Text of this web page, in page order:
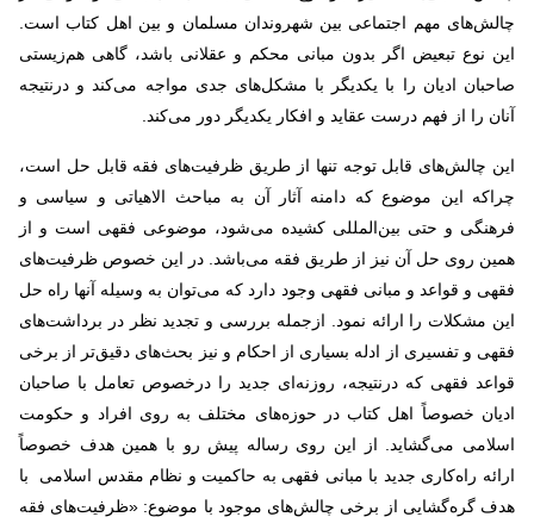
چالش‌های مهم اجتماعی بین شهروندان مسلمان و بین اهل کتاب است.
این نوع تبعیض اگر بدون مبانی محکم و عقلانی باشد، گاهی هم‌زیستی
صاحبان ادیان را با یکدیگر با مشکل‌های جدی مواجه می‌کند و درنتیجه
آنان را از فهم درست عقاید و افکار یکدیگر دور می‌کند.
این چالش‌های قابل توجه تنها از طریق ظرفیت‌های فقه قابل حل است،
چراکه این موضوع که دامنه آثار آن به مباحث الاهیاتی و سیاسی و
فرهنگی و حتی بین‌المللی کشیده می‌شود، موضوعی فقهی است و از
همین روی حل آن نیز از طریق فقه می‌باشد. در این خصوص ظرفیت‌های
فقهی و قواعد و مبانی فقهی وجود دارد که می‌توان به وسیله آنها راه حل
این مشکلات را ارائه نمود. ازجمله بررسی و تجدید نظر در برداشت‌های
فقهی و تفسیری از ادله بسیاری از احکام و نیز بحث‌های دقیق‌تر از برخی
قواعد فقهی که درنتیجه، روزنه‌ای جدید را درخصوص تعامل با صاحبان
ادیان خصوصاً اهل کتاب در حوزه‌های مختلف به روی افراد و حکومت
اسلامی می‌گشاید. از این روی رساله پیش رو با همین هدف خصوصاً
ارائه راه‌کاری جدید با مبانی فقهی به حاکمیت و نظام مقدس اسلامی با
هدف گره‌گشایی از برخی چالش‌های موجود با موضوع: «ظرفیت‌های فقه